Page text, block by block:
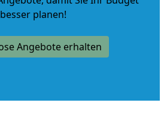
besser planen!
Angebote erhalten